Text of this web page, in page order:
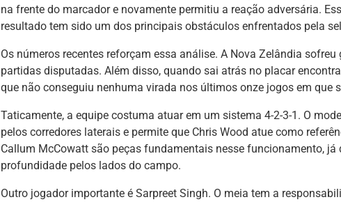
na frente do marcador e novamente permitiu a reação adversária.
resultado tem sido um dos principais obstáculos enfrentados pela
Os números recentes reforçam essa análise. A Nova Zelândia
partidas disputadas. Além disso, quando sai atrás no placar
que não conseguiu nenhuma virada nos últimos onze jogos em que
Taticamente, a equipe costuma atuar em um sistema 4-2-3-1. O
pelos corredores laterais e permite que Chris Wood atue como
Callum McCowatt são peças fundamentais nesse funcionamento, já
profundidade pelos lados do campo.
Outro jogador importante é Sarpreet Singh. O meia tem a